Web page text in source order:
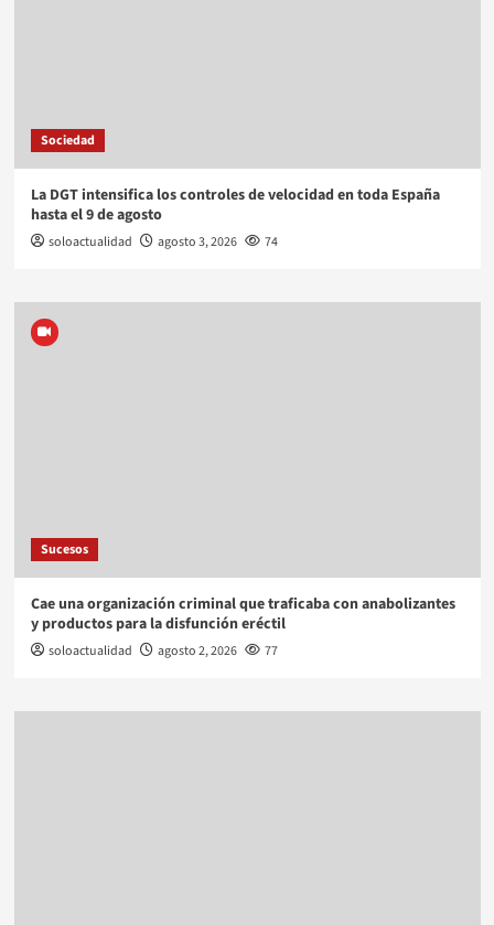
Sociedad
La DGT intensifica los controles de velocidad en toda España
hasta el 9 de agosto
soloactualidad agosto 3, 2026 74
Sucesos
Cae una organización criminal que traficaba con anabolizantes
y productos para la disfunción eréctil
soloactualidad agosto 2, 2026 77